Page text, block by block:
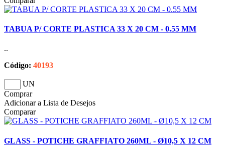
TABUA P/ CORTE PLASTICA 33 X 20 CM - 0.55 MM
..
Código: 40193
UN
Comprar
Adicionar a Lista de Desejos
Comparar
GLASS - POTICHE GRAFFIATO 260ML - Ø10,5 X 12 CM